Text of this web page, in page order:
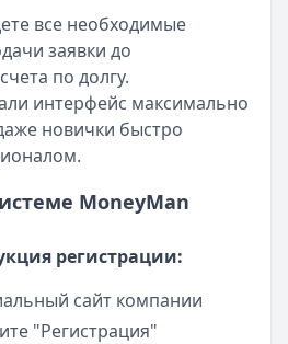
все необходимые
заявки до
по долгу.
интерфейс максимально
новички быстро
MoneyMan
регистрации:
сайт компании
"Регистрация"